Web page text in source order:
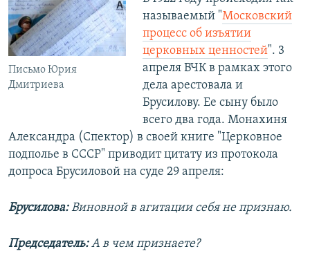
Письмо Юрия
Дмитриева
называемый "Московский
процесс об изъятии
церковных ценностей". 3
апреля ВЧК в рамках этого
дела арестовала и
Брусилову. Ее сыну было
всего два года. Монахиня
Александра (Спектор) в своей книге "Церковное
подполье в СССР" приводит цитату из протокола
допроса Брусиловой на суде 29 апреля:
Брусилова:Виновной в агитации себя не признаю.
Председатель:А в чем признаете?